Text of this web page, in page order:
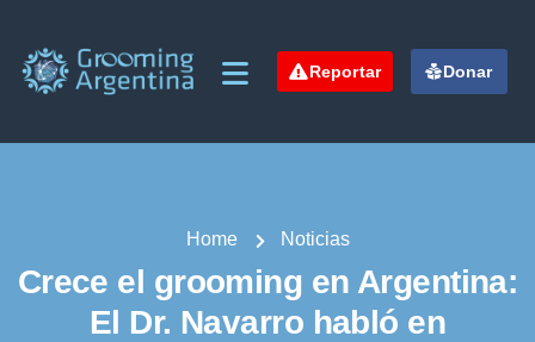
Reportar Donar
Home Noticias
Crece el grooming en Argentina:
El Dr. Navarro habló en